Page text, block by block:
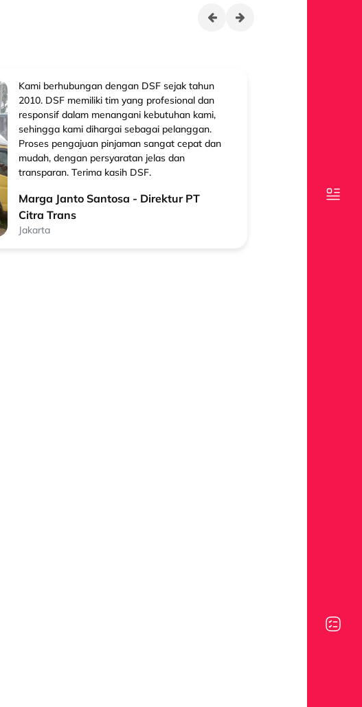
Kami berhubungan dengan DSF sejak tahun
2010. DSF memiliki tim yang profesional dan
responsif dalam menangani kebutuhan kami,
sehingga kami dihargai sebagai pelanggan.
Proses pengajuan pinjaman sangat cepat dan
mudah, dengan persyaratan jelas dan
transparan. Terima kasih DSF.
Marga Janto Santosa - Direktur PT
Citra Trans
Jakarta